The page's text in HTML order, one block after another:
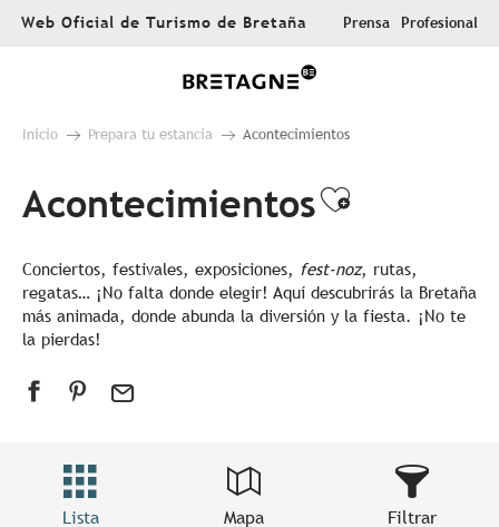
AllerWeb Oficial de Turismo de Bretaña Prensa Profesional
Inicio Prepara tu estancia Acontecimientos
AcontecimientosAjouter
Conciertos, festivales, exposiciones, fest-noz, rutas,
regatas… ¡No falta donde elegir! Aquí descubrirás la Bretaña
más animada, donde abunda la diversión y la fiesta. ¡No te
la pierdas!
Lista Mapa Filtrar